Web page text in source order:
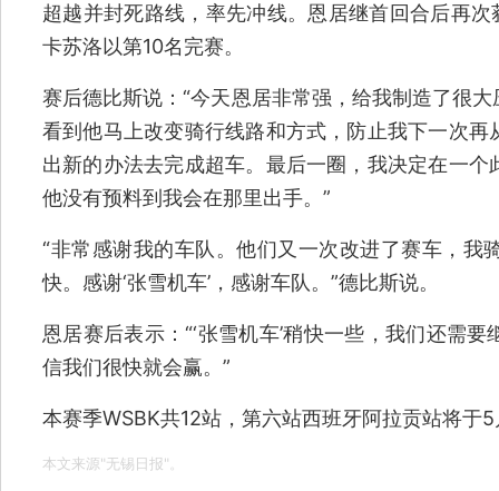
超越并封死路线，率先冲线。恩居继首回合后再
卡苏洛以第10名完赛。
赛后德比斯说：“今天恩居非常强，给我制造了很
看到他马上改变骑行线路和方式，防止我下一次
出新的办法去完成超车。最后一圈，我决定在一
他没有预料到我会在那里出手。”
“非常感谢我的车队。他们又一次改进了赛车，我
快。感谢‘张雪机车’，感谢车队。”德比斯说。
恩居赛后表示：“‘张雪机车’稍快一些，我们还需
信我们很快就会赢。”
本赛季WSBK共12站，第六站西班牙阿拉贡站将于
本文来源"无锡日报"。